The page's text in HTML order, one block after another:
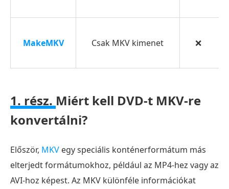
re
kézifékkel
4.
Hogyan
lehet
DVD-
MakeMKV Csak MKV kimenet ❌
1. rész. Miért kell DVD-t MKV-re
konvertálni?
Először, MKV egy speciális konténerformátum más
elterjedt formátumokhoz, például az MP4-hez vagy az
AVI-hoz képest. Az MKV különféle információkat